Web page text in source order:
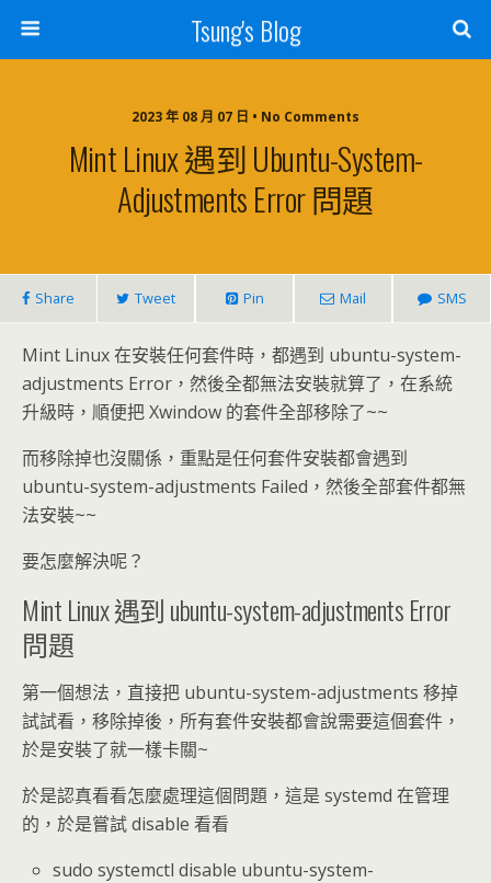
Tsung's Blog
2023 年 08 月 07 日 • No Comments
Mint Linux 遇到 Ubuntu-System-
Adjustments Error 問題
Share Tweet Pin Mail SMS
Mint Linux 在安裝任何套件時，都遇到 ubuntu-system-
adjustments Error，然後全都無法安裝就算了，在系統
升級時，順便把 Xwindow 的套件全部移除了~~
而移除掉也沒關係，重點是任何套件安裝都會遇到
ubuntu-system-adjustments Failed，然後全部套件都無
法安裝~~
要怎麼解決呢？
Mint Linux 遇到 ubuntu-system-adjustments Error
問題
第一個想法，直接把 ubuntu-system-adjustments 移掉
試試看，移除掉後，所有套件安裝都會說需要這個套件，
於是安裝了就一樣卡關~
於是認真看看怎麼處理這個問題，這是 systemd 在管理
的，於是嘗試 disable 看看
sudo systemctl disable ubuntu-system-